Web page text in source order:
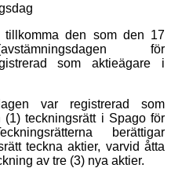
tillkomma den som den 17
för
som aktieägare i
var registrerad som
teckningsrätt i Spago för
berättigar
teckna aktier, varvid åtta
av tre (3) nya aktier.